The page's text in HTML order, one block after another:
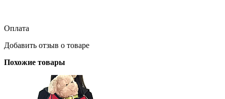
Оплата
Добавить отзыв о товаре
Похожие товары